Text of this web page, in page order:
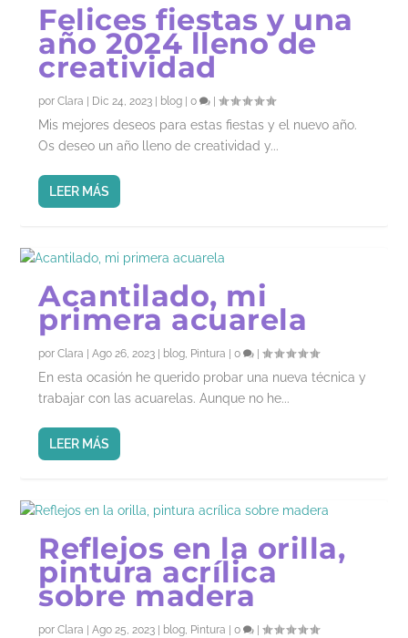
Felices fiestas y una
año 2024 lleno de
creatividad
porClara | Dic 24, 2023 | blog |0 |
Mis mejores deseos para estas fiestas y el nuevo año.
Os deseo un año lleno de creatividad y...
LEER MÁS
Acantilado, mi
primera acuarela
porClara |Ago 26, 2023 | blog Pintura |0 |
En esta ocasión he querido probar una nueva técnica y
trabajar con las acuarelas. Aunque no he...
LEER MÁS
Reflejos en la orilla,
pintura acrílica
sobre madera
porClara |Ago 25, 2023 | blog Pintura |0 |